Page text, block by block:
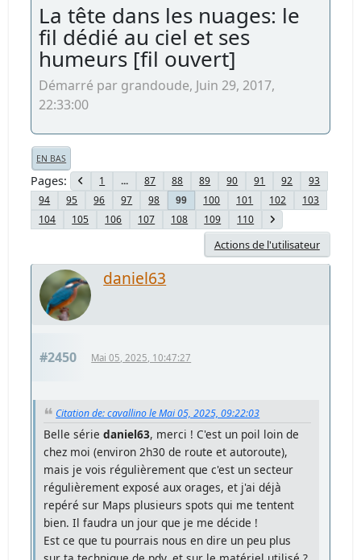
La tête dans les nuages: le
fil dédié au ciel et ses
humeurs [fil ouvert]
Démarré par grandoude, Juin 29, 2017,
22:33:00
EN BAS
Pages 1 ... 87 88 89 90 91 92
93
94
95 96 97 98 99 100 101 102
103
104
105 106 107 108 109 110
Actions de l'utilisateur
daniel63
#2450 Mai 05, 2025, 10:47:27
Citation de: cavallino le Mai 05, 2025, 09:22:03
Belle sériedaniel63, merci ! C'est un poil loin de
chez moi (environ 2h30 de route et autoroute),
mais je vois régulièrement que c'est un secteur
régulièrement exposé aux orages, et j'ai déjà
repéré sur Maps plusieurs spots qui me tentent
bien. Il faudra un jour que je me décide !
Est ce que tu pourrais nous en dire un peu plus